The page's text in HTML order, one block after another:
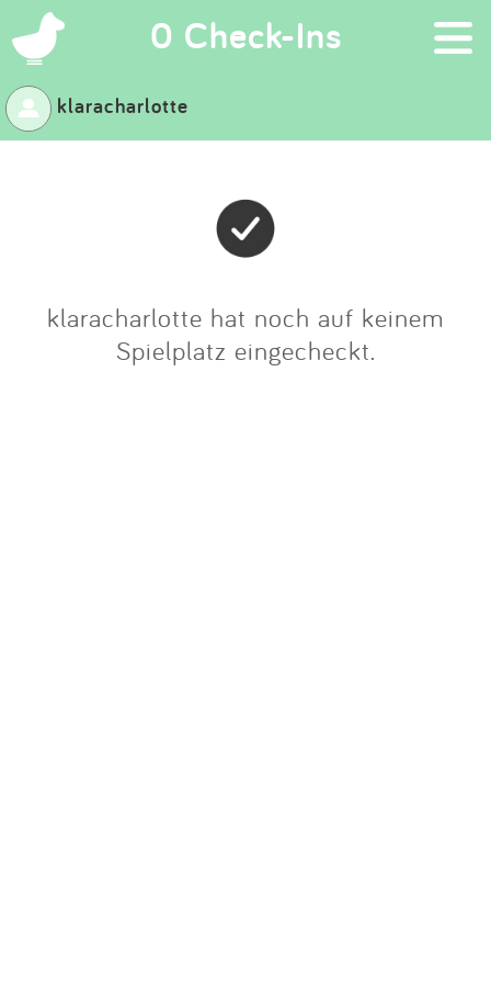
0 Check-Ins ×
Suchen
Eintragen
App
Blog
Partner
klaracharlotte
klaracharlotte hat noch auf keinem
Spielplatz eingecheckt.